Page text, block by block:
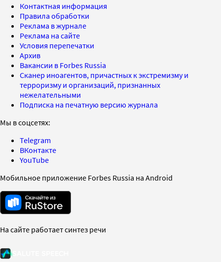
Контактная информация
Правила обработки
Реклама в журнале
Реклама на сайте
Условия перепечатки
Архив
Вакансии в Forbes Russia
Сканер иноагентов, причастных к экстремизму и
терроризму и организаций, признанных
нежелательными
Подписка на печатную версию журнала
Мы в соцсетях:
Telegram
ВКонтакте
YouTube
Мобильное приложение Forbes Russia на Android
На сайте работает синтез речи